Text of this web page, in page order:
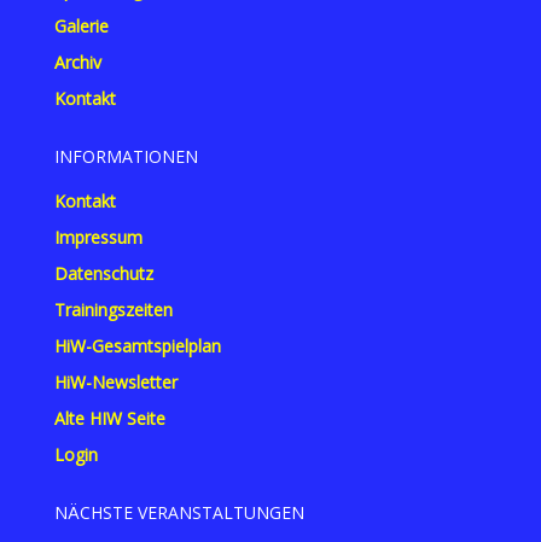
Galerie
Archiv
Kontakt
INFORMATIONEN
Kontakt
Impressum
Datenschutz
Trainingszeiten
HiW-Gesamtspielplan
HiW-Newsletter
Alte HIW Seite
Login
NÄCHSTE VERANSTALTUNGEN